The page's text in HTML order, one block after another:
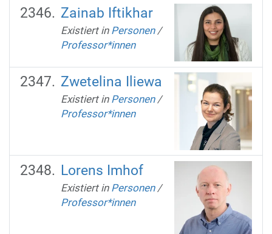
Zainab Iftikhar
Existiert in Personen /
Professor*innen
Zwetelina Iliewa
Existiert in Personen /
Professor*innen
Lorens Imhof
Existiert in Personen /
Professor*innen